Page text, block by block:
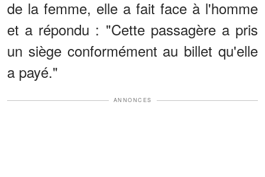
de la femme, elle a fait face à l'homme
et a répondu : "Cette passagère a pris
un siège conformément au billet qu'elle
a payé."
ANNONCES